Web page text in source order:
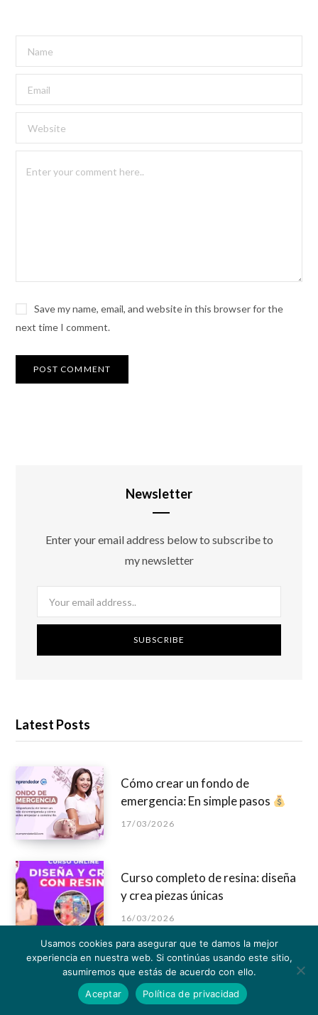
Save my name, email, and website in this browser for the
next time I comment.
Newsletter
Enter your email address below to subscribe to
my newsletter
Latest Posts
Cómo crear un fondo de
emergencia: En simple pasos
17/03/2026
Curso completo de resina: diseña
y crea piezas únicas
16/03/2026
CulqiFull Pos 2026: Incrementa
tus ventas aceptando pagos con
tarjetas
Usamos cookies para asegurar que te damos la mejor
experiencia en nuestra web. Si continúas usando este sitio,
asumiremos que estás de acuerdo con ello.
Aceptar
Política de privacidad